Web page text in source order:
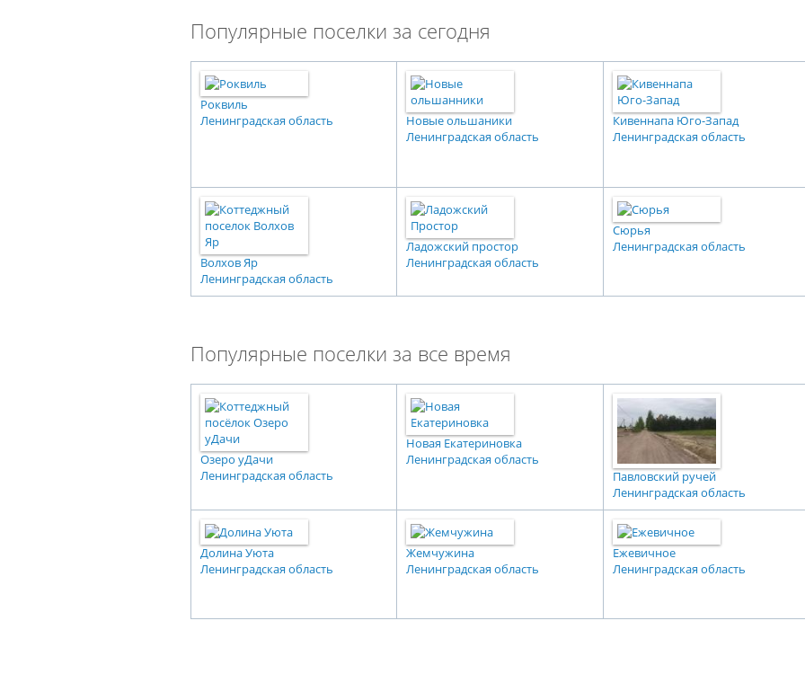
Популярные поселки за сегодня
Роквиль
Ленинградская область
Новые ольшаники
Ленинградская область
Кивеннапа Юго-Запад
Ленинградская область
Волхов Яр
Ленинградская область
Ладожский простор
Ленинградская область
Сюрья
Ленинградская область
Популярные поселки за все время
Озеро уДачи
Ленинградская область
Новая Екатериновка
Ленинградская область
Павловский ручей
Ленинградская область
Долина Уюта
Ленинградская область
Жемчужина
Ленинградская область
Ежевичное
Ленинградская область